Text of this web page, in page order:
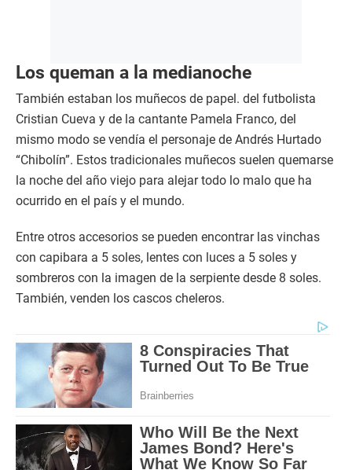
Los queman a la medianoche
También estaban los muñecos de papel. del futbolista
Cristian Cueva y de la cantante Pamela Franco, del
mismo modo se vendía el personaje de Andrés Hurtado
“Chibolín”. Estos tradicionales muñecos suelen quemarse
la noche del año viejo para alejar todo lo malo que ha
ocurrido en el país y el mundo.
Entre otros accesorios se pueden encontrar las vinchas
con capibara a 5 soles, lentes con luces a 5 soles y
sombreros con la imagen de la serpiente desde 8 soles.
También, venden los cascos cheleros.